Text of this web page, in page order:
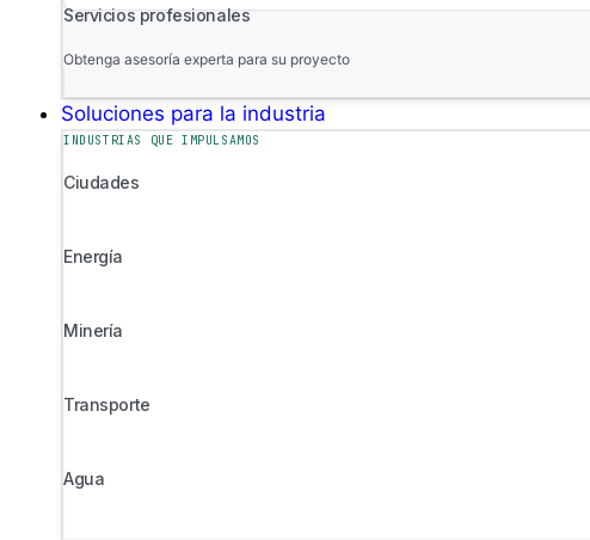
Servicios profesionales
Obtenga asesoría experta para su proyecto
Soluciones para la industria
INDUSTRIAS QUE IMPULSAMOS
Ciudades
Energía
Minería
Transporte
Agua